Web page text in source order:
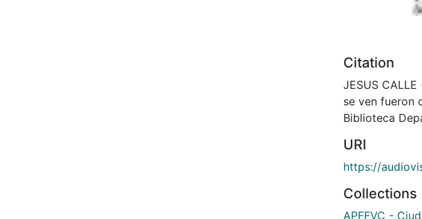
Citation
JESUS
se ven fueron
Biblioteca
URI
https://
Collections
APFFVC -